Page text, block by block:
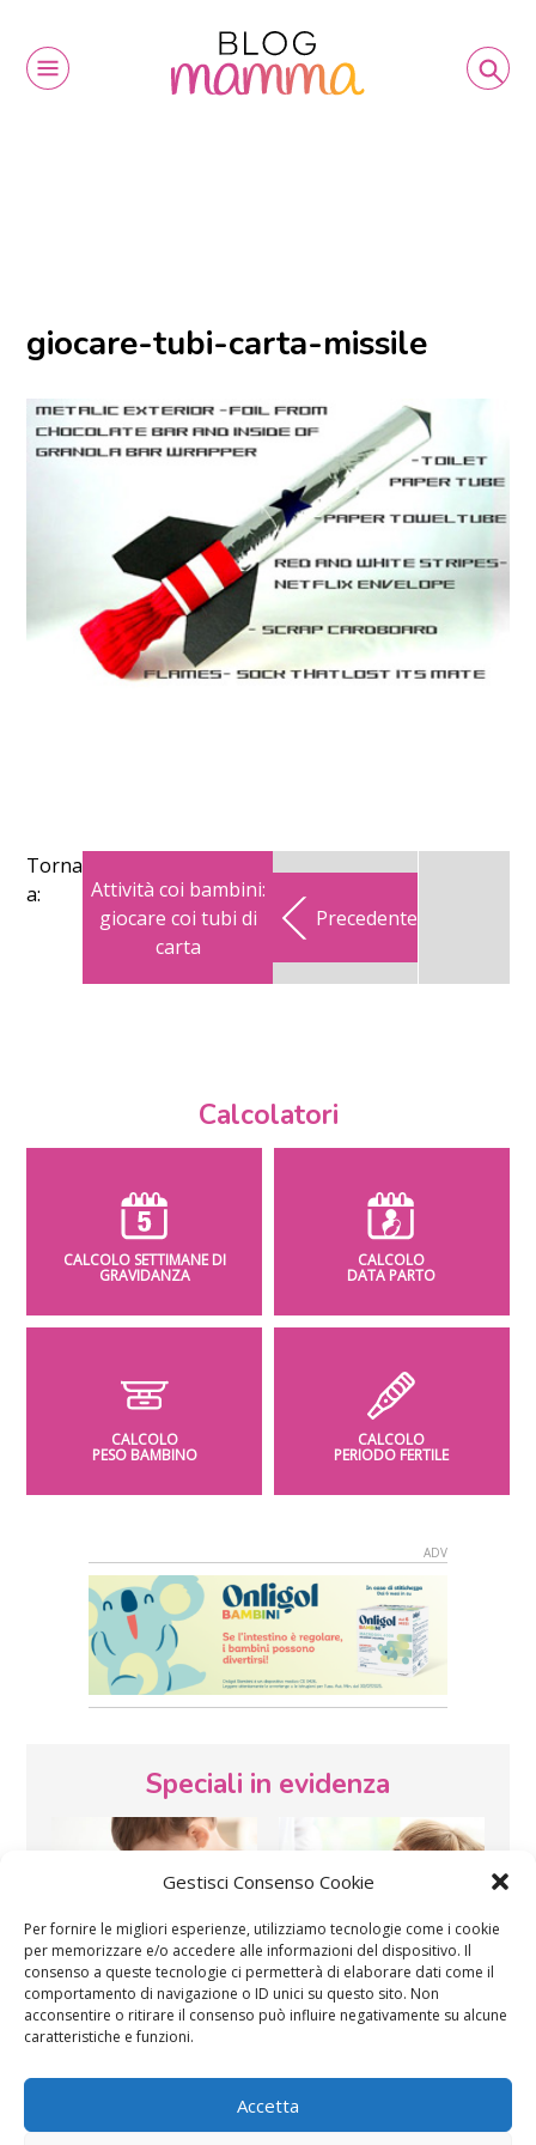
Gestisci Consenso Cookie
Per fornire le migliori esperienze, utilizziamo tecnologie come i cookie
per memorizzare e/o accedere alle informazioni del dispositivo. Il
consenso a queste tecnologie ci permetterà di elaborare dati come il
comportamento di navigazione o ID unici su questo sito. Non
acconsentire o ritirare il consenso può influire negativamente su alcune
caratteristiche e funzioni.
Accetta
giocare-tubi-carta-missile
Torna
a:
Attività coi bambini:
giocare coi tubi di
carta
Precedente
Calcolatori
CALCOLO SETTIMANE DI
GRAVIDANZA
CALCOLO
DATA PARTO
CALCOLO
PESO BAMBINO
CALCOLO
PERIODO FERTILE
Speciali in evidenza
Vaccini SOS Pediatra